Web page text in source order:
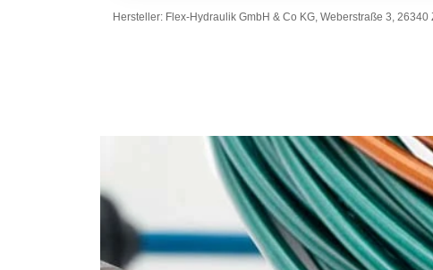
Hersteller: Flex-Hydraulik GmbH & Co KG, Weberstraße 3,